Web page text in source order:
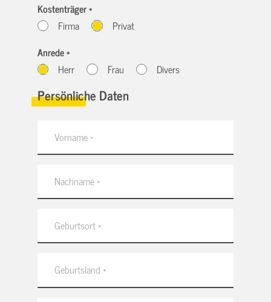
Kostenträger *
Firma
Privat
Anrede *
Herr
Frau Divers
Persönliche Daten